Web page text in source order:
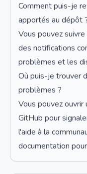
Comment puis-je
apportés au dépôt
Vous pouvez
des notifications
problèmes et les
Où puis-je trouver
problèmes ?
Vous pouvez
GitHub pour
l'aide à la
documentation